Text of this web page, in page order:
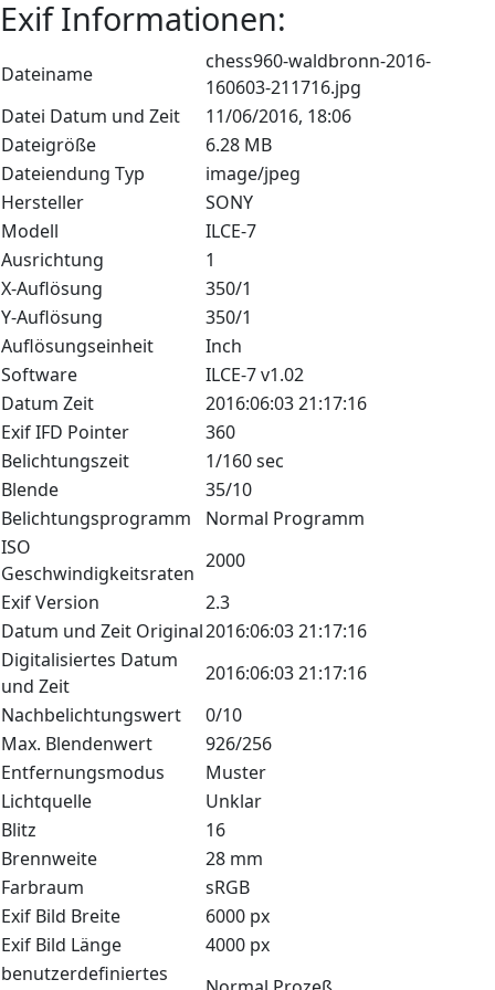
Exif Informationen:
Dateiname
chess960-waldbronn-2016-
160603-211716.jpg
Datei Datum und Zeit
11/06/2016, 18:06
Dateigröße
6.28 MB
Dateiendung Typ
image/jpeg
Hersteller
SONY
Modell
ILCE-7
Ausrichtung
1
X-Auflösung
350/1
Y-Auflösung
350/1
Auflösungseinheit
Inch
Software
ILCE-7 v1.02
Datum Zeit
2016:06:03 21:17:16
Exif IFD Pointer
360
Belichtungszeit
1/160 sec
Blende
35/10
Belichtungsprogramm
Normal Programm
ISO
Geschwindigkeitsraten
2000
Exif Version
2.3
Datum und Zeit Original2016:06:03 21:17:16
Digitalisiertes Datum
und Zeit
2016:06:03 21:17:16
Nachbelichtungswert
0/10
Max. Blendenwert
926/256
Entfernungsmodus
Muster
Lichtquelle
Unklar
Blitz
16
Brennweite
28 mm
Farbraum
sRGB
Exif Bild Breite
6000 px
Exif Bild Länge
4000 px
benutzerdefiniertes